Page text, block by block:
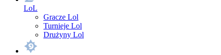
LoL
Gracze Lol
Turnieje Lol
Drużyny Lol